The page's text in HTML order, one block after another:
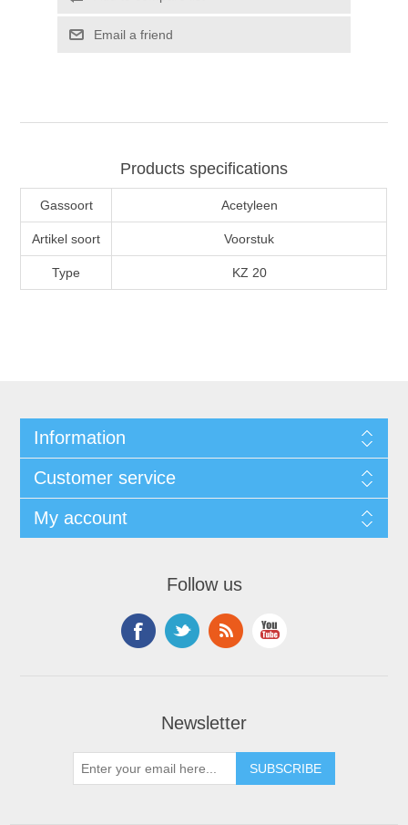
Products specifications
Gassoort Acetyleen
Artikel soort Voorstuk
Type KZ 20
Information
Customer service
My account
Follow us
Newsletter